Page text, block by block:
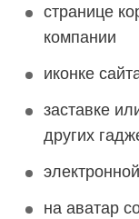
странице
компании
иконке
заставке
других
на аватар